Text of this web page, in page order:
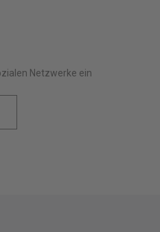
Netzwerke ein